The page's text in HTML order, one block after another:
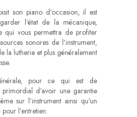
son piano d’occasion, il est
l’état de la mécanique,
qui vous permettra de profiter
sonores de l’instrument,
la lutherie et plus généralement
pour ce qui est de
d’avoir une garantie
sur l’instrument ainsi qu’un
l’entretien.